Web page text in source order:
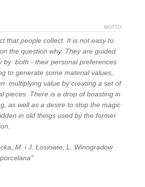
MOTTO
that people collect. It is not easy to
the question why. They are guided
by both - their personal preferences
to generate some material values,
multiplying value by creating a set of
pieces. There is a drop of boasting in
as well as a desire to stop the magic
in old things used by the former
M. i J. Łosiowie, L. Winogradow